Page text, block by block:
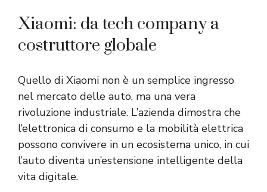
Xiaomi: da tech company a
costruttore globale
Quello di Xiaomi non è un semplice ingresso
nel mercato delle auto, ma una vera
rivoluzione industriale. L’azienda dimostra che
l’elettronica di consumo e la mobilità elettrica
possono convivere in un ecosistema unico, in cui
l’auto diventa un’estensione intelligente della
vita digitale.